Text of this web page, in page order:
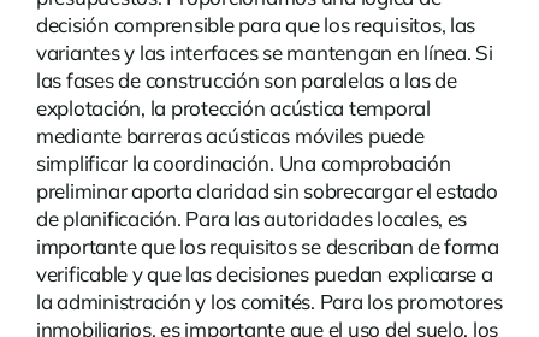
decisión comprensible para que los requisitos, las
variantes y las interfaces se mantengan en línea. Si
las fases de construcción son paralelas a las de
explotación, la protección acústica temporal
mediante barreras acústicas móviles puede
simplificar la coordinación. Una comprobación
preliminar aporta claridad sin sobrecargar el estado
de planificación. Para las autoridades locales, es
importante que los requisitos se describan de forma
verificable y que las decisiones puedan explicarse a
la administración y los comités. Para los promotores
inmobiliarios, es importante que el uso del suelo, los